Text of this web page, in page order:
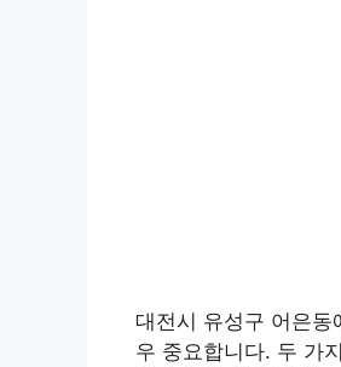
대전시 유성구 어은동
우 중요합니다. 두 가